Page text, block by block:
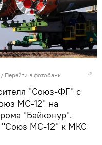
/ Перейти в фотобанк
"Союз-ФГ" с
МС-12" на
"Байконур".
МС-12" к МКС